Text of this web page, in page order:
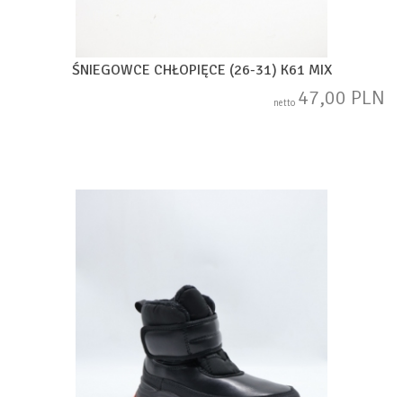
ŚNIEGOWCE CHŁOPIĘCE (26-31) K61 MIX
netto 47,00 PLN